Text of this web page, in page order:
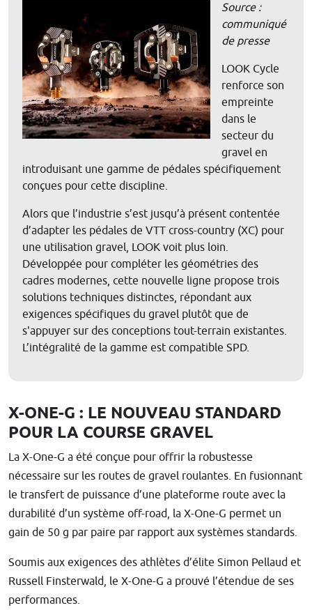
Source :
communiqué
de presse
LOOK Cycle
renforce son
empreinte
dans le
secteur du
gravel en
introduisant une gamme de pédales spécifiquement
conçues pour cette discipline.
Alors que l’industrie s’est jusqu’à présent contentée
d’adapter les pédales de VTT cross-country (XC) pour
une utilisation gravel, LOOK voit plus loin.
Développée pour compléter les géométries des
cadres modernes, cette nouvelle ligne propose trois
solutions techniques distinctes, répondant aux
exigences spécifiques du gravel plutôt que de
s'appuyer sur des conceptions tout-terrain existantes.
L’intégralité de la gamme est compatible SPD.
X-ONE-G : LE NOUVEAU STANDARD
POUR LA COURSE GRAVEL
La X-One-G a été conçue pour offrir la robustesse
nécessaire sur les routes de gravel roulantes. En fusionnant
le transfert de puissance d’une plateforme route avec la
durabilité d’un système off-road, la X-One-G permet un
gain de 50 g par paire par rapport aux systèmes standards.
Soumis aux exigences des athlètes d’élite Simon Pellaud et
Russell Finsterwald, le X-One-G a prouvé l’étendue de ses
performances.